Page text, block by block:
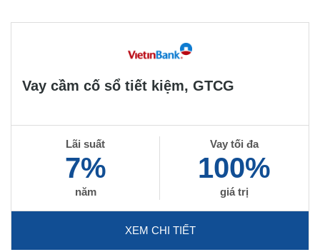
Vay cầm cố sổ tiết kiệm, GTCG
Lãi suất
7%
năm
Vay tối đa
100%
giá trị
XEM CHI TIẾT